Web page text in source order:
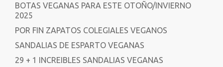
BOTAS VEGANAS PARA ESTE OTOÑO/INVIERNO
2025
POR FIN ZAPATOS COLEGIALES VEGANOS
SANDALIAS DE ESPARTO VEGANAS
29 + 1 INCREIBLES SANDALIAS VEGANAS